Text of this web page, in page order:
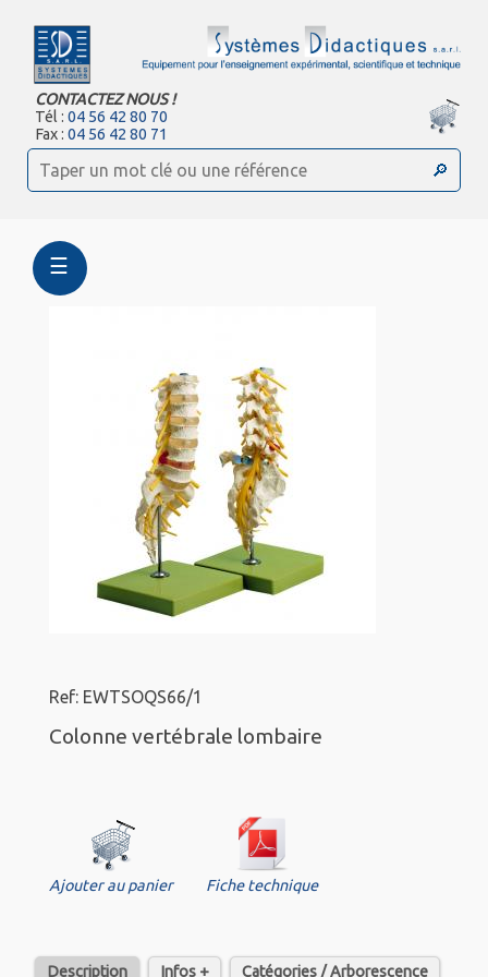
CONTACTEZ NOUS !
Tél :04 56 42 80 70
Fax :04 56 42 80 71
☰
Ref: EWTSOQS66/1
Colonne vertébrale lombaire
Ajouter au panier Fiche technique
Description Infos + Catégories / Arborescence